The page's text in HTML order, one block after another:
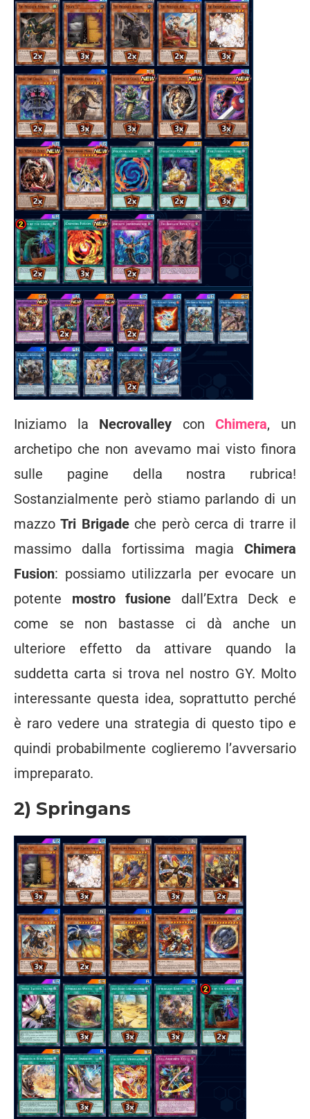
Iniziamo la Necrovalley conChimera, un
archetipo che non avevamo mai visto finora
sulle pagine della nostra rubrica!
Sostanzialmente però stiamo parlando di un
mazzoTri Brigadeche però cerca di trarre il
massimo dalla fortissima magia Chimera
Fusion: possiamo utilizzarla per evocare un
potente mostro fusione dall’Extra Deck e
come se non bastasse ci dà anche un
ulteriore effetto da attivare quando la
suddetta carta si trova nel nostro GY. Molto
interessante questa idea, soprattutto perché
è raro vedere una strategia di questo tipo e
quindi probabilmente coglieremo l’avversario
impreparato.
2) Springans